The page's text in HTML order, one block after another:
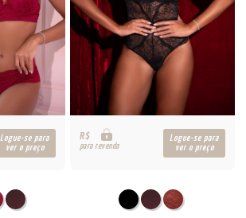
Logue-se para
ver o preço
R$
para revenda
Logue-se para
ver o preço